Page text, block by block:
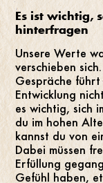
Es ist wichtig,
hinterfragen
Unsere Werte
verschieben
Gespräche
Entwicklung
es wichtig, sich
du im hohen
kannst du von
Dabei müssen
Erfüllung
Gefühl haben,